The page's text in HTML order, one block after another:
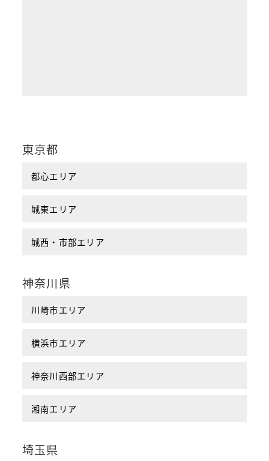
東京都
都心エリア
城東エリア
城西・市部エリア
神奈川県
川崎市エリア
横浜市エリア
神奈川西部エリア
湘南エリア
埼玉県